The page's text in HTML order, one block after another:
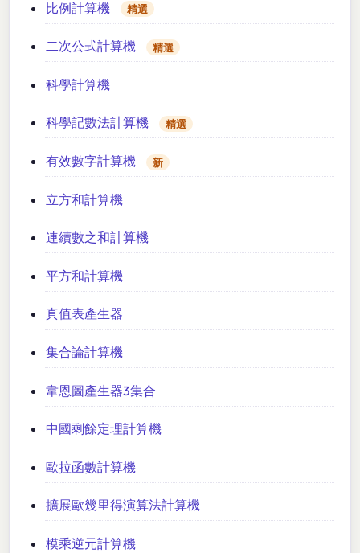
比例計算機 精選
二次公式計算機 精選
科學計算機
科學記數法計算機 精選
有效數字計算機 新
立方和計算機
連續數之和計算機
平方和計算機
真值表產生器
集合論計算機
韋恩圖產生器3集合
中國剩餘定理計算機
歐拉函數計算機
擴展歐幾里得演算法計算機
模乘逆元計算機